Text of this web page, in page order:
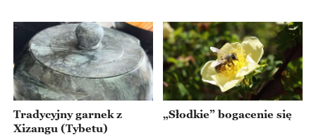
naszym filmie dowiesz się, jak wygląda proces nauki
tworzenia thangki, nauczysz się malować oczy Buddy,
usłyszysz historie uczniów z różnych narodów, a
najważniejsze jednak to... podziwianie niezwykle
precyzyjnych, pięknych dzieł thangki!
Tradycyjny garnek z
Xizangu (Tybetu)
„Słodkie” bogacenie się